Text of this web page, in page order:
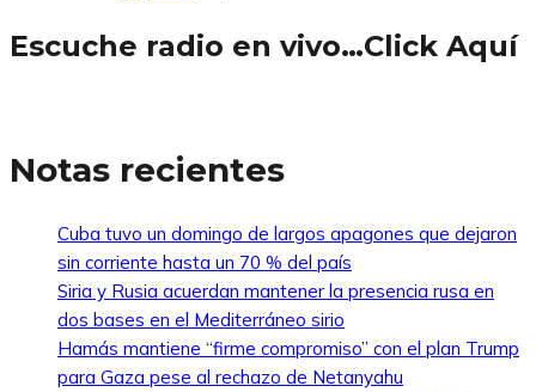
Escuche radio en vivo…Click Aquí
Notas recientes
Cuba tuvo un domingo de largos apagones que dejaron
sin corriente hasta un 70 % del país
Siria y Rusia acuerdan mantener la presencia rusa en
dos bases en el Mediterráneo sirio
Hamás mantiene “firme compromiso” con el plan Trump
para Gaza pese al rechazo de Netanyahu